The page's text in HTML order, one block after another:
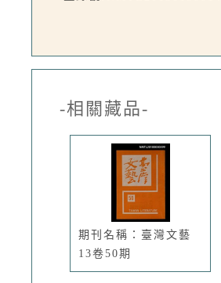
-相關藏品-
期刊名稱：臺灣文藝
13卷50期